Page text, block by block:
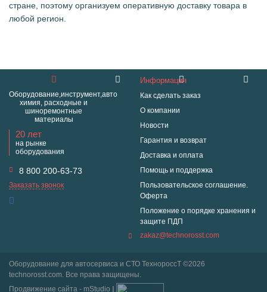
стране, поэтому организуем оперативную доставку товара в
любой регион.
Оборудование,инструмент,авто
химия, расходные и
шиноремонтные
материалы
20 лет
на рынке
оборудования
8 800 200-63-73
Заказать звонок
Информация
Как сделать заказ
О компании
Новости
Гарантия и возврат
Доставка и оплата
Помощь и поддержка
Пользовательское соглашение.
Оферта
Положение о порядке хранения и
защите ПДП
zakaz@technorosst.com
Оборудование для автосервиса и СТО ТехнороссТ ©2026
technorosst.com. Все права защищены.
Продвижение сайта - mStudio